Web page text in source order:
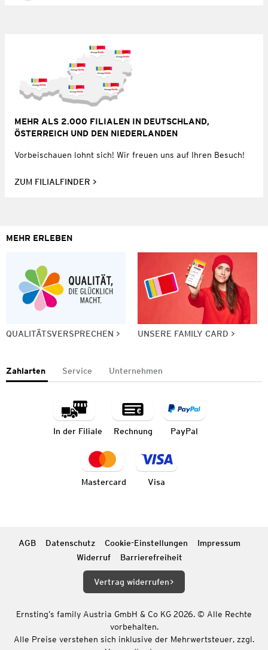
MEHR ALS 2.000 FILIALEN IN DEUTSCHLAND,
ÖSTERREICH UND DEN NIEDERLANDEN
Vorbeischauen lohnt sich! Wir freuen uns auf Ihren Besuch!
ZUM FILIALFINDER
MEHR ERLEBEN
QUALITÄTSVERSPRECHEN UNSERE FAMILY CARD
Zahlarten Service Unternehmen
In der Filiale Rechnung PayPal
Mastercard Visa
AGB Datenschutz Cookie-Einstellungen
Impressum
Widerruf
Barrierefreiheit
Vertrag widerrufen
Ernsting’s family Austria GmbH & Co KG 2026. © Alle Rechte
vorbehalten.
Alle Preise verstehen sich inklusive der Mehrwertsteuer, zzgl.